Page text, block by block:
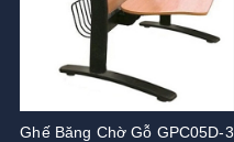
Ghế Băng Chờ Gỗ GPC05D-3